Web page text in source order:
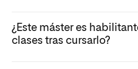
¿Este máster es
clases tras cursarlo?